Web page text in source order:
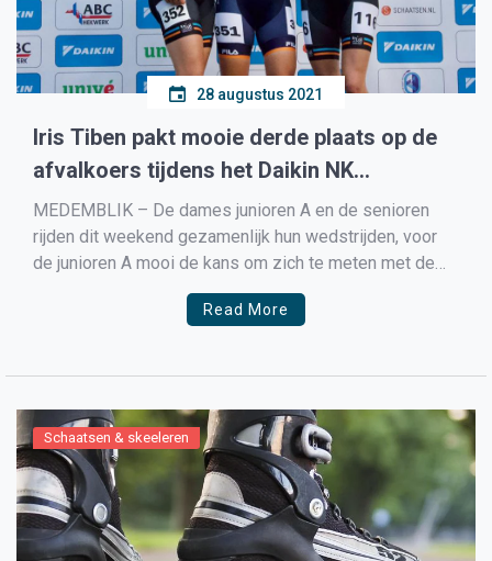
28 augustus 2021
Iris Tiben pakt mooie derde plaats op de
afvalkoers tijdens het Daikin NK
Inlineskaten
MEDEMBLIK – De dames junioren A en de senioren
rijden dit weekend gezamenlijk hun wedstrijden, voor
de junioren A mooi de kans om zich te meten met de
senioren dames, dat de senioren dames het niet
makkelijk hebben met de junioren blijkt wel uit de
Read More
Schaatsen & skeeleren